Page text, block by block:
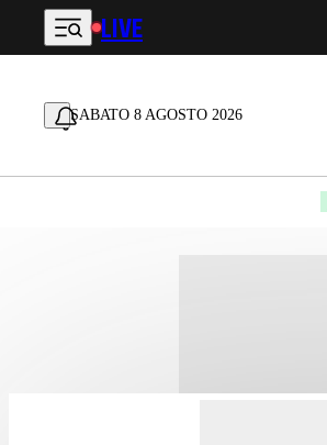
Vai al contenuto principale
LIVE
SABATO 8 AGOSTO 2026